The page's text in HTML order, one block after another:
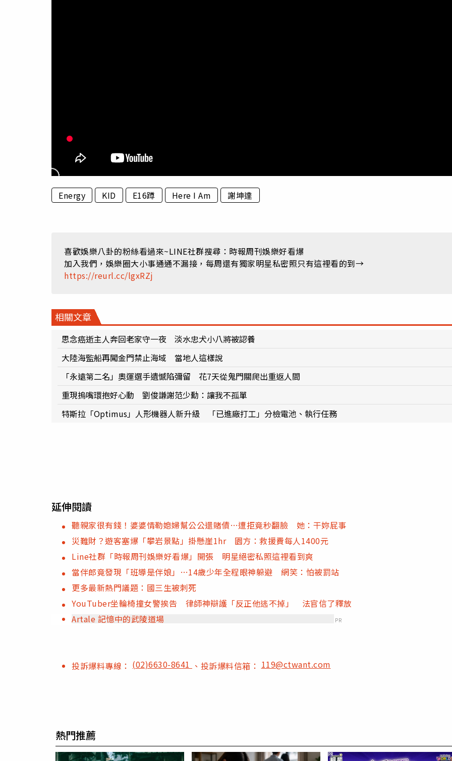
Energy KID E16蹲 Here I Am 謝坤達
喜歡娛樂八卦的粉絲看過來~LINE社群搜尋：時報周刊娛樂好看爆
加入我們，娛樂圈大小事通通不漏接，每周還有獨家明星私密照只有這裡看的到→
https://reurl.cc/lgxRZj
相關文章
思念癌逝主人奔回老家守一夜 淡水忠犬小八將被認養
大陸海監船再闖金門禁止海域 當地人這樣說
「永遠第二名」奧運選手遺憾陷彌留 花7天從鬼門關爬出重返人間
重現摀嘴環抱好心動 劉俊謙謝范少勳：讓我不孤單
特斯拉「Optimus」人形機器人新升級 「已進廠打工」分檢電池、執行任務
延伸閱讀
聽親家很有錢！婆婆情勒媳婦幫公公還賭債…遭拒竟秒翻臉 她：干妳屁事
災難財？遊客塞爆「攀岩景點」掛懸崖1hr 園方：救援費每人1400元
Line社群「時報周刊娛樂好看爆」開張 明星絕密私照這裡看到爽
當伴郎竟發現「班導是伴娘」…14歲少年全程眼神躲避 網笑：怕被罰站
更多最新熱門議題：國三生被刺死
YouTuber坐輪椅撞女警挨告 律師神辯護「反正他逃不掉」 法官信了釋放
Artale 記憶中的武陵道場
PR
投訴爆料專線： (02)6630-8641 、投訴爆料信箱：119@ctwant.com
熱門推薦
PR